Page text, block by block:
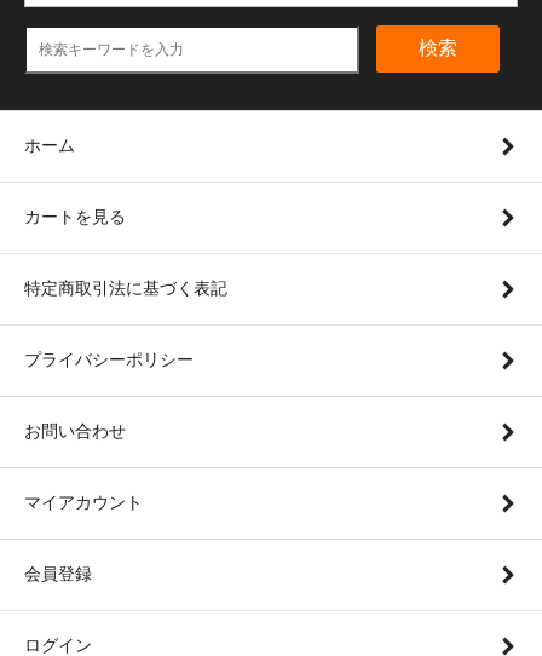
検索
ホーム
カートを見る
特定商取引法に基づく表記
プライバシーポリシー
お問い合わせ
マイアカウント
会員登録
ログイン